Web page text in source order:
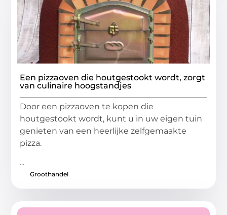
Een pizzaoven die houtgestookt wordt, zorgt
van culinaire hoogstandjes
Door een pizzaoven te kopen die
houtgestookt wordt, kunt u in uw eigen tuin
genieten van een heerlijke zelfgemaakte
pizza.
...
Groothandel